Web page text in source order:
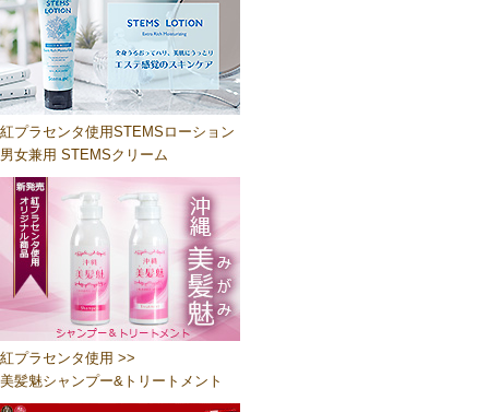
紅プラセンタ使用STEMSローション
男女兼用 STEMSクリーム
紅プラセンタ使用 >>
美髪魅シャンプー&トリートメント